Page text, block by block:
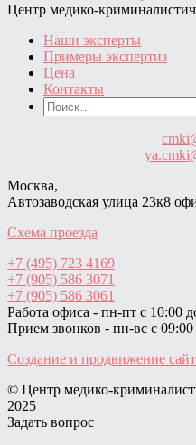
Центр медико-
Наши эксперты
Примеры экспертиз
Цена
Контакты
Найти:
Москва,
Автозаводская улица 23к8
Схема проезда
+7 (495) 723 4169
+7 (905) 586 3071
+7 (905) 586 3061
Работа офиса - пн-пт с 10:00
Прием звонков - пн-вс с 09:00
Создание и продвижение
© Центр медико-
2025
Задать вопрос